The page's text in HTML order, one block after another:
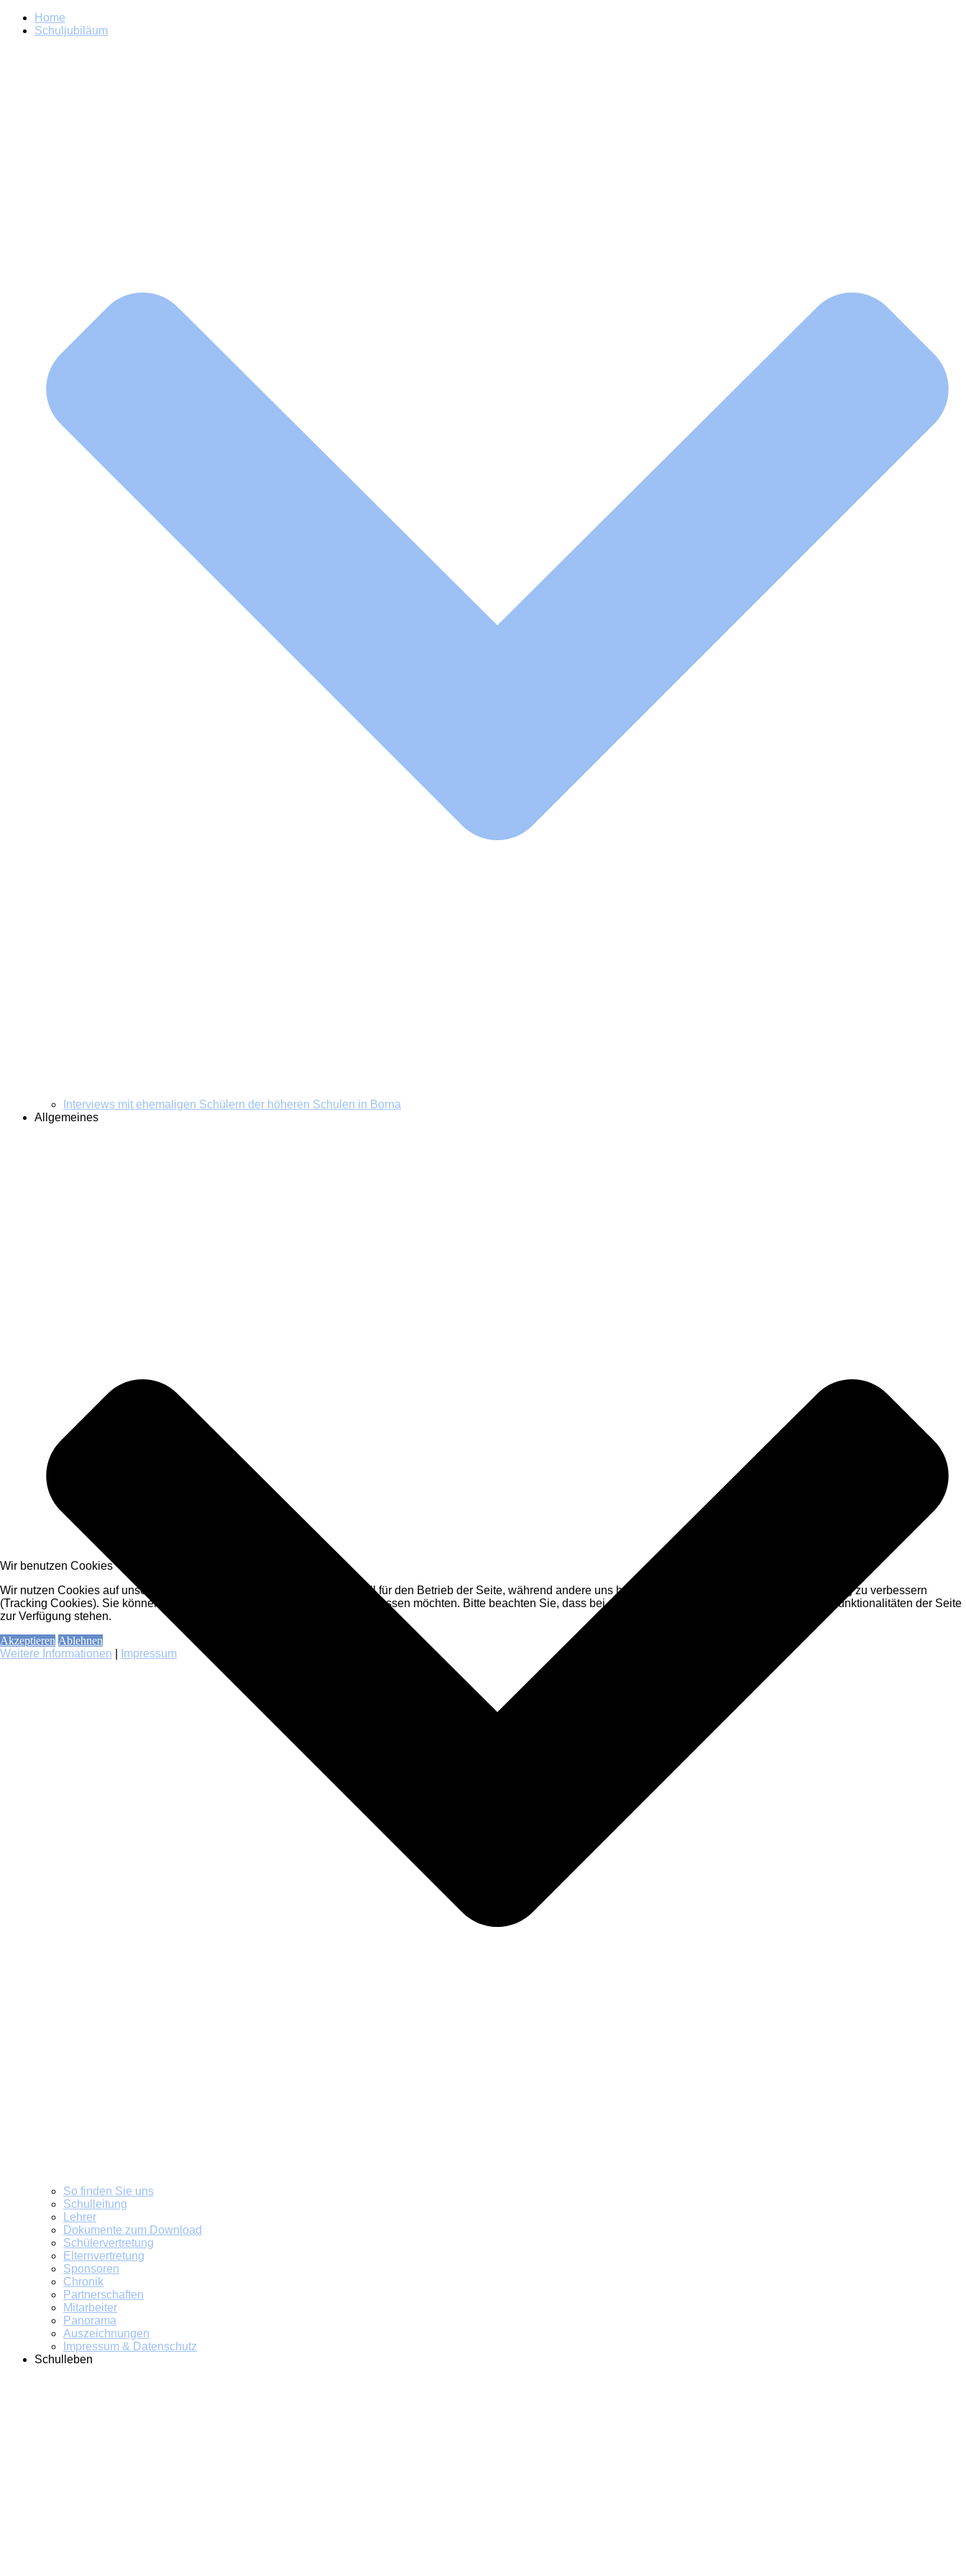
Home
Schuljubiläum
Interviews mit ehemaligen Schülern der höheren Schulen in Borna
Allgemeines
So finden Sie uns
Schulleitung
Lehrer
Dokumente zum Download
Schülervertretung
Elternvertretung
Sponsoren
Chronik
Partnerschaften
Mitarbeiter
Panorama
Auszeichnungen
Impressum & Datenschutz
Schulleben
Wir benutzen Cookies
Wir nutzen Cookies auf unserer Website. Einige von ihnen sind essenziell für den Betrieb der Seite, während andere uns helfen, diese Website und die Nutzererfahrung zu verbessern
(Tracking Cookies). Sie können selbst entscheiden, ob Sie die Cookies zulassen möchten. Bitte beachten Sie, dass bei einer Ablehnung womöglich nicht mehr alle Funktionalitäten der Seite
zur Verfügung stehen.
Akzeptieren Ablehnen
Weitere Informationen
Impressum